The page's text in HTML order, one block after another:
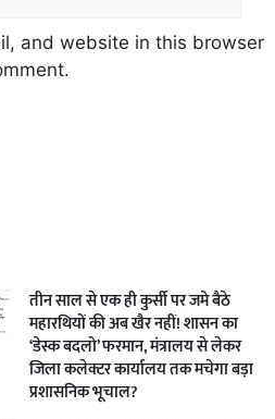
and website in this browser
तीन साल से एक ही कुर्सी पर जमे बैठे
महारथियों की अब खैर नहीं! शासन का
‘डेस्क बदलो’ फरमान, मंत्रालय से लेकर
जिला कलेक्टर कार्यालय तक मचेगा बड़ा
प्रशासनिक भूचाल?